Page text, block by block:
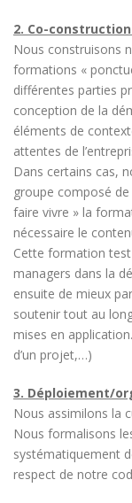
2. Co-
Nous construisons
formations «
différentes parties
conception de la
éléments de
attentes de
Dans certains cas,
groupe composé
faire vivre » la
nécessaire le
Cette formation
managers dans la
ensuite de mieux
soutenir tout au
mises en
d’un projet,…)
3. Déploiement/
Nous assimilons la
Nous formalisons
systématiquement
respect de notre